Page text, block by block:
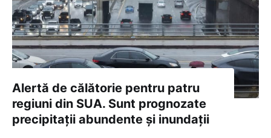
Alertă de călătorie pentru patru
regiuni din SUA. Sunt prognozate
precipitații abundente și inundații